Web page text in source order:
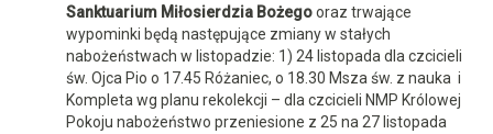
Sanktuarium Miłosierdzia Bożegooraz trwające
wypominki będą następujące zmiany w stałych
nabożeństwach w listopadzie: 1) 24 listopada dla czcicieli
św. Ojca Pio o 17.45 Różaniec, o 18.30 Msza św. z nauka i
Kompleta wg planu rekolekcji – dla czcicieli NMP Królowej
Pokoju nabożeństwo przeniesione z 25 na 27 listopada